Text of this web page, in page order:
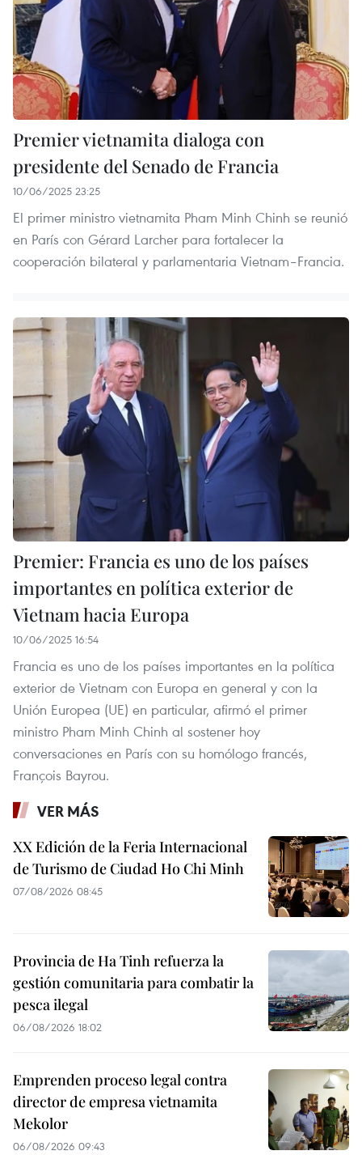
Premier vietnamita dialoga con
presidente del Senado de Francia
10/06/2025 23:25
El primer ministro vietnamita Pham Minh Chinh se reunió
en París con Gérard Larcher para fortalecer la
cooperación bilateral y parlamentaria Vietnam–Francia.
Premier: Francia es uno de los países
importantes en política exterior de
Vietnam hacia Europa
10/06/2025 16:54
Francia es uno de los países importantes en la política
exterior de Vietnam con Europa en general y con la
Unión Europea (UE) en particular, afirmó el primer
ministro Pham Minh Chinh al sostener hoy
conversaciones en París con su homólogo francés,
François Bayrou.
VER MÁS
XX Edición de la Feria Internacional
de Turismo de Ciudad Ho Chi Minh
07/08/2026 08:45
Provincia de Ha Tinh refuerza la
gestión comunitaria para combatir la
pesca ilegal
06/08/2026 18:02
Emprenden proceso legal contra
director de empresa vietnamita
Mekolor
06/08/2026 09:43